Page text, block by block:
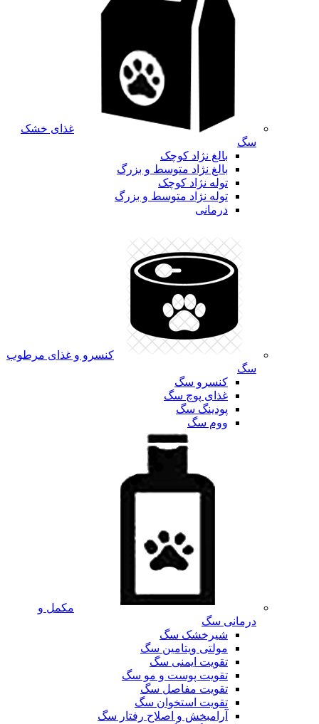
غذای خشک
سگ
بالغ نژاد کوچک
بالغ نژاد متوسط و بزرگ
توله نژاد کوچک
توله نژاد متوسط و بزرگ
درمانی
کنسرو و غذای مرطوب
سگ
کنسرو سگ
غذای پوچ سگ
پودینگ سگ
ووم سگ
مکمل و
درمانی سگ
شیرخشک سگ
مولتی ویتامین سگ
تقویت ایمنی سگ
تقویت پوست و مو سگ
تقویت مفاصل سگ
تقویت استخوان سگ
آرامبخش و اصلاح رفتار سگ